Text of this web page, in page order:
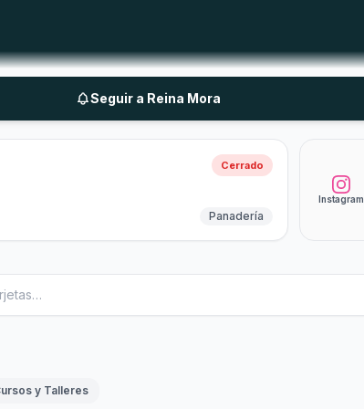
Seguir a Reina Mora
Cerrado
Panadería
Instagram
y Talleres